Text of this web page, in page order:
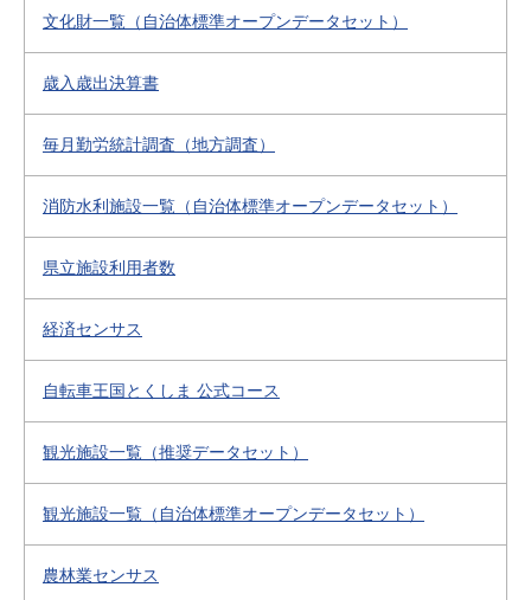
文化財一覧（自治体標準オープンデータセット）
歳入歳出決算書
毎月勤労統計調査（地方調査）
消防水利施設一覧（自治体標準オープンデータセット）
県立施設利用者数
経済センサス
自転車王国とくしま 公式コース
観光施設一覧（推奨データセット）
観光施設一覧（自治体標準オープンデータセット）
農林業センサス